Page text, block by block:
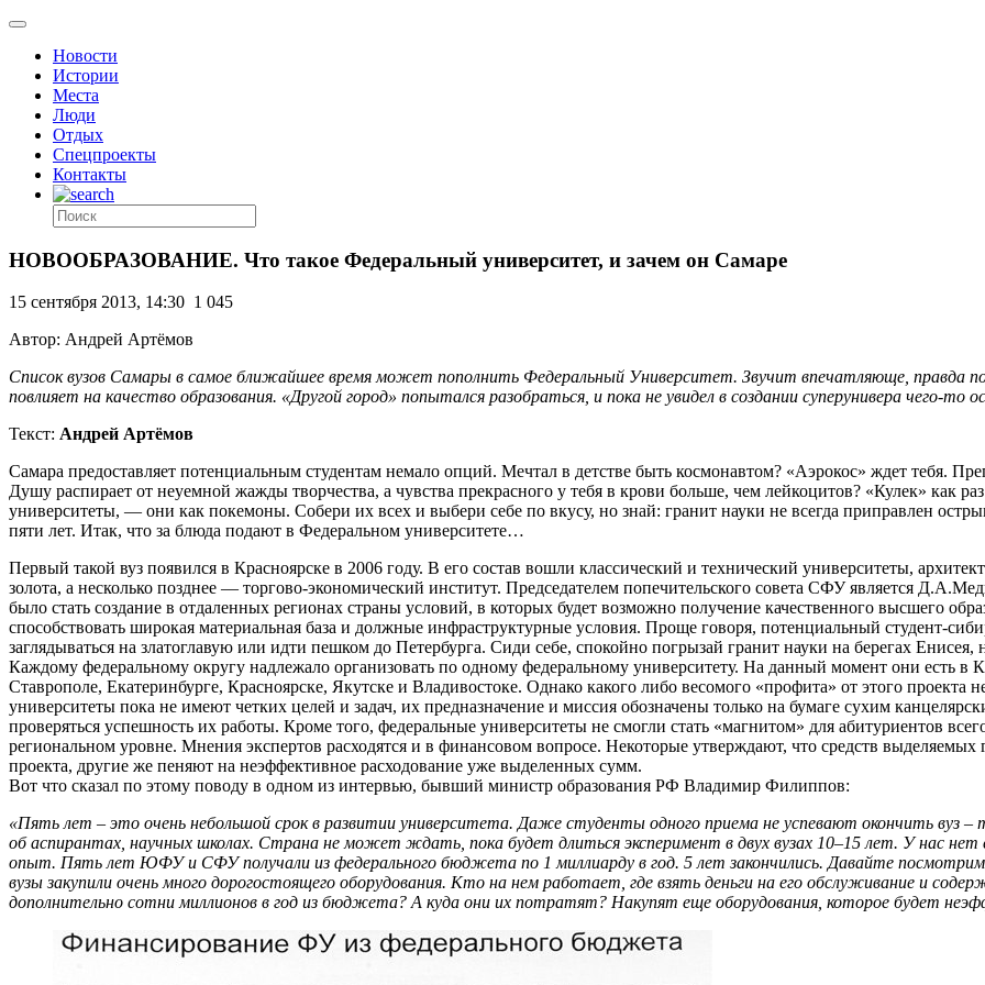
Новости
Истории
Места
Люди
Отдых
Спецпроекты
Контакты
НОВООБРАЗОВАНИЕ. Что такое Федеральный университет, и зачем он Самаре
15 сентября 2013, 14:30 1 045
Автор: Андрей Артёмов
Список вузов Самары в самое ближайшее время может пополнить Федеральный Университет. Звучит впечатляюще, правда
повлияет на качество образования. «Другой город» попытался разобраться, и пока не увидел в создании суперунивера чего-то
Текст: Андрей Артёмов
Самара предоставляет потенциальным студентам немало опций. Мечтал в детстве быть космонавтом? «Аэрокос» ждет тебя.
Душу распирает от неуемной жажды творчества, а чувства прекрасного у тебя в крови больше, чем лейкоцитов? «Кулек» как
университеты, — они как покемоны. Собери их всех и выбери себе по вкусу, но знай: гранит науки не всегда приправлен
пяти лет. Итак, что за блюда подают в Федеральном университете…
Первый такой вуз появился в Красноярске в 2006 году. В его состав вошли классический и технический университеты,
золота, а несколько позднее — торгово-экономический институт. Председателем попечительского совета СФУ является
было стать создание в отдаленных регионах страны условий, в которых будет возможно получение качественного высшего
способствовать широкая материальная база и должные инфраструктурные условия. Проще говоря, потенциальный студент-
заглядываться на златоглавую или идти пешком до Петербурга. Сиди себе, спокойно погрызай гранит науки на берегах Енисея,
Каждому федеральному округу надлежало организовать по одному федеральному университету. На данный момент они есть в
Ставрополе, Екатеринбурге, Красноярске, Якутске и Владивостоке. Однако какого либо весомого «профита» от этого проекта
университеты пока не имеют четких целей и задач, их предназначение и миссия обозначены только на бумаге сухим
проверяться успешность их работы. Кроме того, федеральные университеты не смогли стать «магнитом» для абитуриентов
региональном уровне. Мнения экспертов расходятся и в финансовом вопросе. Некоторые утверждают, что средств выделяемых
проекта, другие же пеняют на неэффективное расходование уже выделенных сумм.
Вот что сказал по этому поводу в одном из интервью, бывший министр образования РФ Владимир Филиппов:
«Пять лет – это очень небольшой срок в развитии университета. Даже студенты одного приема не успевают окончить вуз
об аспирантах, научных школах. Страна не может ждать, пока будет длиться эксперимент в двух вузах 10–15 лет. У нас нет
опыт. Пять лет ЮФУ и СФУ получали из федерального бюджета по 1 миллиарду в год. 5 лет закончились. Давайте
вузы закупили очень много дорогостоящего оборудования. Кто на нем работает, где взять деньги на его обслуживание и
дополнительно сотни миллионов в год из бюджета? А куда они их потратят? Накупят еще оборудования, которое будет